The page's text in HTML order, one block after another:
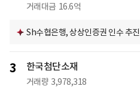
거래대금 16.6억
Sh수협은행, 상상인증권 인수 추진
3 한국첨단소재
거래량 3,978,318